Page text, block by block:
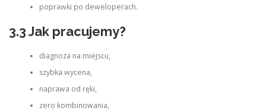
poprawki po deweloperach.
3.3 Jak pracujemy?
diagnoza na miejscu,
szybka wycena,
naprawa od ręki,
zero kombinowania,